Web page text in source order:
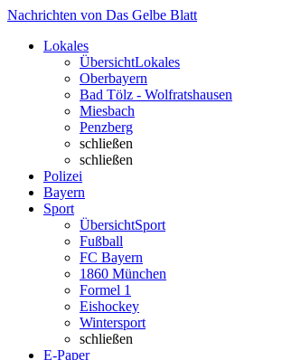
Nachrichten von Das Gelbe Blatt
Lokales
ÜbersichtLokales
Oberbayern
Bad Tölz - Wolfratshausen
Miesbach
Penzberg
schließen
schließen
Polizei
Bayern
Sport
ÜbersichtSport
Fußball
FC Bayern
1860 München
Formel 1
Eishockey
Wintersport
schließen
E-Paper